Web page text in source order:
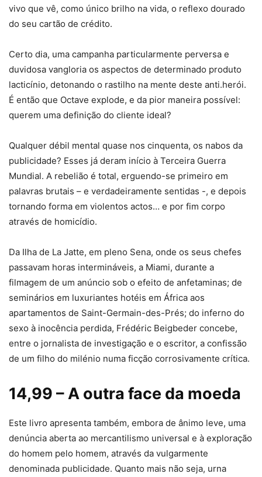
vivo que vê, como único brilho na vida, o reflexo dourado
do seu cartão de crédito.
Certo dia, uma campanha particularmente perversa e
duvidosa vangloria os aspectos de determinado produto
lacticínio, detonando o rastilho na mente deste anti.herói.
É então que Octave explode, e da pior maneira possível:
querem uma definição do cliente ideal?
Qualquer débil mental quase nos cinquenta, os nabos da
publicidade? Esses já deram início à Terceira Guerra
Mundial. A rebelião é total, erguendo-se primeiro em
palavras brutais – e verdadeiramente sentidas -, e depois
tornando forma em violentos actos… e por fim corpo
através de homicídio.
Da Ilha de La Jatte, em pleno Sena, onde os seus chefes
passavam horas intermináveis, a Miami, durante a
filmagem de um anúncio sob o efeito de anfetaminas; de
seminários em luxuriantes hotéis em África aos
apartamentos de Saint-Germain-des-Prés; do inferno do
sexo à inocência perdida, Frédéric Beigbeder concebe,
entre o jornalista de investigação e o escritor, a confissão
de um filho do milénio numa ficção corrosivamente crítica.
14,99 – A outra face da moeda
Este livro apresenta também, embora de ânimo leve, uma
denúncia aberta ao mercantilismo universal e à exploração
do homem pelo homem, através da vulgarmente
denominada publicidade. Quanto mais não seja, urna